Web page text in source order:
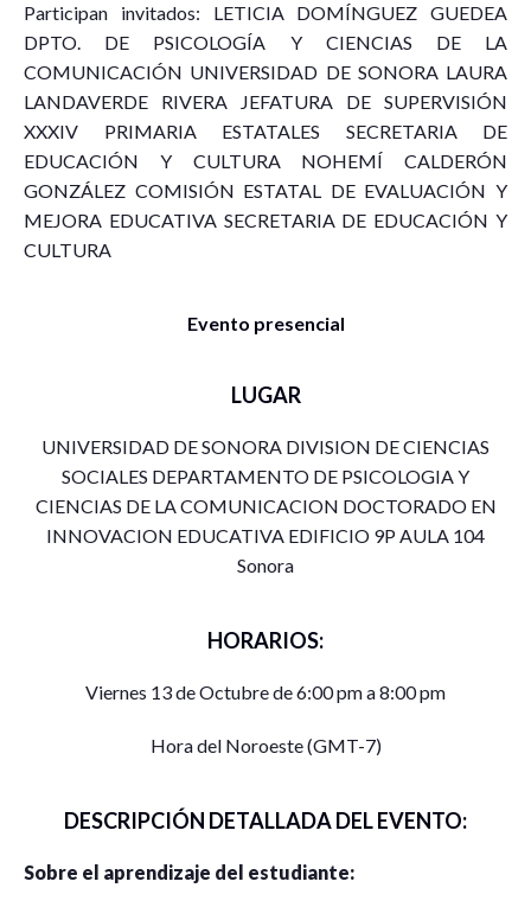
Participan invitados: LETICIA DOMÍNGUEZ GUEDEA
DPTO. DE PSICOLOGÍA Y CIENCIAS DE LA
COMUNICACIÓN UNIVERSIDAD DE SONORA LAURA
LANDAVERDE RIVERA JEFATURA DE SUPERVISIÓN
XXXIV PRIMARIA ESTATALES SECRETARIA DE
EDUCACIÓN Y CULTURA NOHEMÍ CALDERÓN
GONZÁLEZ COMISIÓN ESTATAL DE EVALUACIÓN Y
MEJORA EDUCATIVA SECRETARIA DE EDUCACIÓN Y
CULTURA
Evento presencial
LUGAR
UNIVERSIDAD DE SONORA DIVISION DE CIENCIAS
SOCIALES DEPARTAMENTO DE PSICOLOGIA Y
CIENCIAS DE LA COMUNICACION DOCTORADO EN
INNOVACION EDUCATIVA EDIFICIO 9P AULA 104
Sonora
HORARIOS:
Viernes 13 de Octubre de 6:00 pm a 8:00 pm
Hora del Noroeste (GMT-7)
DESCRIPCIÓN DETALLADA DEL EVENTO:
Sobre el aprendizaje del estudiante: